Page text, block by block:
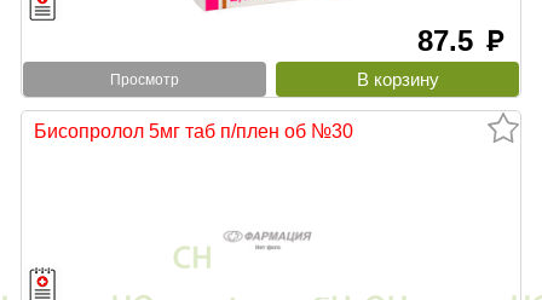
87.5 руб
Просмотр
Бисопролол 5мг таб п/плен об №30